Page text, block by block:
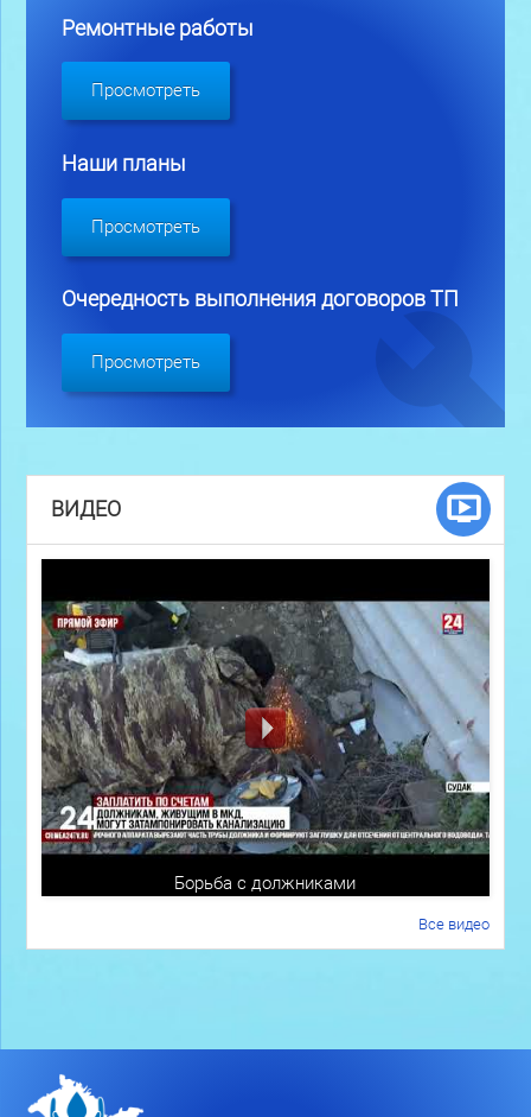
Ремонтные работы
Просмотреть
Наши планы
Просмотреть
Очередность выполнения договоров ТП
Просмотреть
ВИДЕО
Борьба с должниками
Все видео